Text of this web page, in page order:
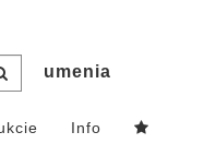
umenia
Info